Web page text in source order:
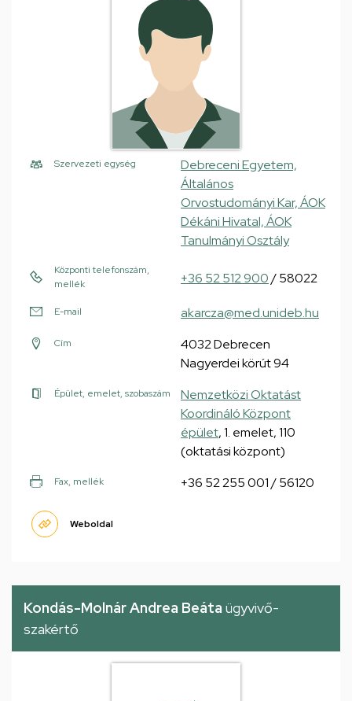
Szervezeti egység
Debreceni Egyetem,
Általános
Orvostudományi Kar, ÁOK
Dékáni Hivatal, ÁOK
Tanulmányi Osztály
Központi telefonszám,
mellék
+36 52 512 900/ 58022
E-mail akarcza@med.unideb.hu
Cím
4032 Debrecen
Nagyerdei körút 94
Épület, emelet, szobaszám
Nemzetközi Oktatást
Koordináló Központ
épület, 1. emelet, 110
(oktatási központ)
Fax, mellék +36 52 255 001 / 56120
Weboldal
Kondás-Molnár Andrea Beáta ügyvivő-
szakértő